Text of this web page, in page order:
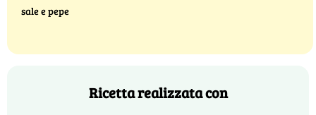
sale e pepe
Ricetta realizzata con